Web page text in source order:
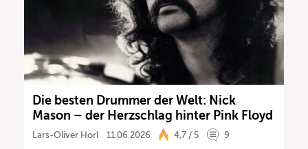
Die besten Drummer der Welt: Nick
Mason – der Herzschlag hinter Pink Floyd
Lars-Oliver Horl 11.06.2026 4,7 / 5 9